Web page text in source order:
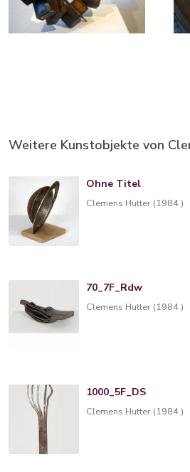
Weitere Kunstobjekte von
Ohne Titel
Clemens Hutter (1984 )
70_7F_Rdw
Clemens Hutter (1984 )
1000_5F_DS
Clemens Hutter (1984 )